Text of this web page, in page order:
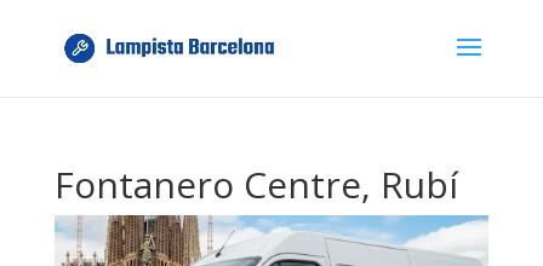
Fontanero Centre, Rubí